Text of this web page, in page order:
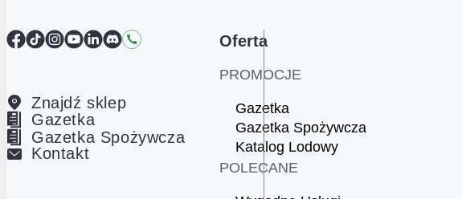
Facebook
TikTokInstagram
YouTube
LinkedIn
DiscordKontakt
Znajdź sklep
Gazetka
Gazetka Spożywcza
Kontakt
Oferta
PROMOCJE
Gazetka
Gazetka Spożywcza
Katalog Lodowy
POLECANE